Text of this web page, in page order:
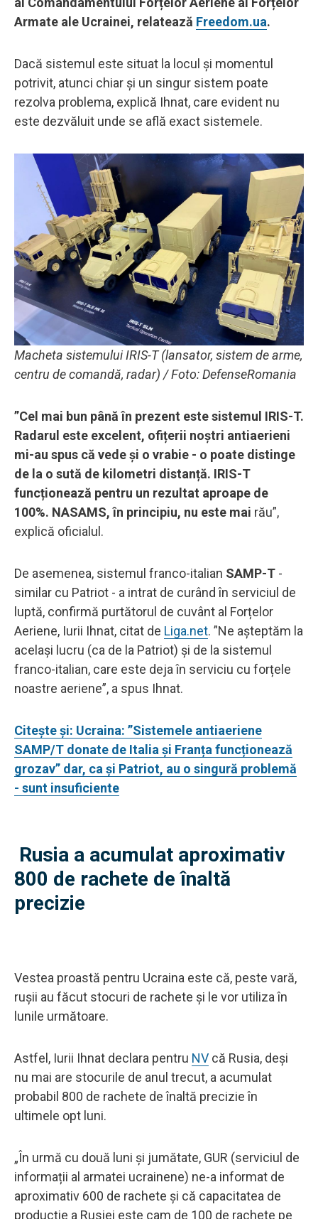
Armate ale Ucrainei, relatează Freedom.ua.
Dacă sistemul este situat la locul și momentul
potrivit, atunci chiar și un singur sistem poate
rezolva problema, explică Ihnat, care evident nu
este dezvăluit unde se află exact sistemele.
Macheta sistemului IRIS-T (lansator, sistem de arme,
centru de comandă, radar) / Foto: DefenseRomania
”Cel mai bun până în prezent este sistemul IRIS-T.
Radarul este excelent, ofițerii noștri antiaerieni
mi-au spus că vede și o vrabie - o poate distinge
de la o sută de kilometri distanță. IRIS-T
funcționează pentru un rezultat aproape de
100%. NASAMS, în principiu, nu este mai rău”,
explică oficialul.
De asemenea, sistemul franco-italian SAMP-T -
similar cu Patriot - a intrat de curând în serviciul de
luptă, confirmă purtătorul de cuvânt al Forțelor
Aeriene, Iurii Ihnat, citat de Liga.net. ”Ne așteptăm la
același lucru (ca de la Patriot) și de la sistemul
franco-italian, care este deja în serviciu cu forțele
noastre aeriene”, a spus Ihnat.
Citește și: Ucraina: ”Sistemele antiaeriene
SAMP/T donate de Italia și Franța funcționează
grozav” dar, ca și Patriot, au o singură problemă
- sunt insuficiente
Rusia a acumulat aproximativ
800 de rachete de înaltă
precizie
Vestea proastă pentru Ucraina este că, peste vară,
rușii au făcut stocuri de rachete și le vor utiliza în
lunile următoare.
Astfel, Iurii Ihnat declara pentru NV că Rusia, deși
nu mai are stocurile de anul trecut, a acumulat
probabil 800 de rachete de înaltă precizie în
ultimele opt luni.
„În urmă cu două luni și jumătate, GUR (serviciul de
informații al armatei ucrainene) ne-a informat de
aproximativ 600 de rachete și că capacitatea de
producție a Rusiei este cam de 100 de rachete pe